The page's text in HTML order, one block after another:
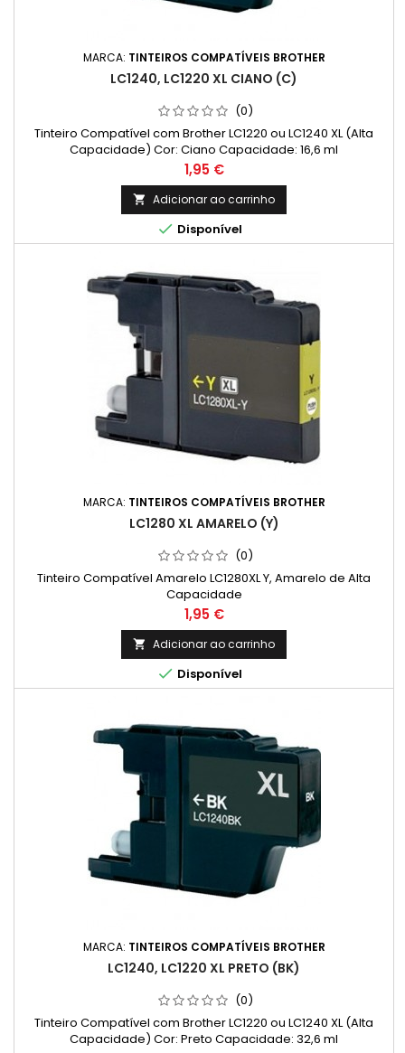
MARCA: TINTEIROS COMPATÍVEIS BROTHER
LC1240, LC1220 XL CIANO (C)
(0)
Tinteiro Compatível com Brother LC1220 ou LC1240 XL (Alta
Capacidade) Cor: Ciano Capacidade: 16,6 ml
Preço
1,95 €
 Adicionar ao carrinho
 Disponível
MARCA: TINTEIROS COMPATÍVEIS BROTHER
LC1280 XL AMARELO (Y)
(0)
Tinteiro Compatível Amarelo LC1280XL Y, Amarelo de Alta
Capacidade
Preço
1,95 €
 Adicionar ao carrinho
 Disponível
MARCA: TINTEIROS COMPATÍVEIS BROTHER
LC1240, LC1220 XL PRETO (BK)
(0)
Tinteiro Compatível com Brother LC1220 ou LC1240 XL (Alta
Capacidade) Cor: Preto Capacidade: 32,6 ml